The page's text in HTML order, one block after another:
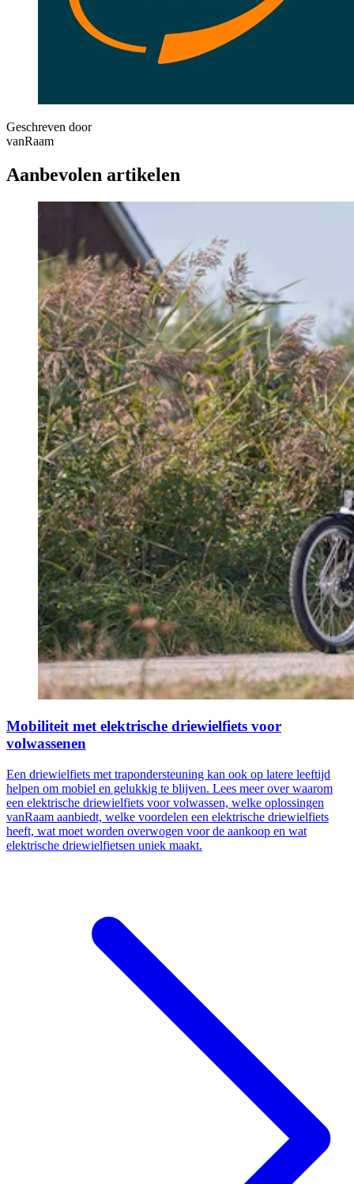
Geschreven door
vanRaam
Aanbevolen artikelen
Mobiliteit met elektrische driewielfiets voor
volwassenen
Een driewielfiets met trapondersteuning kan ook op latere leeftijd
helpen om mobiel en gelukkig te blijven. Lees meer over waarom
een elektrische driewielfiets voor volwassen, welke oplossingen
vanRaam aanbiedt, welke voordelen een elektrische driewielfiets
heeft, wat moet worden overwogen voor de aankoop en wat
elektrische driewielfietsen uniek maakt.